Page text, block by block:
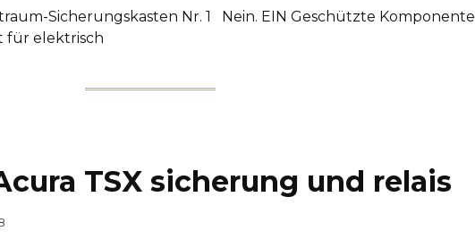
Sicherungskasten Nr. 1 Nein. EIN Geschützte Komponente
für elektrisch
TSX sicherung und relais